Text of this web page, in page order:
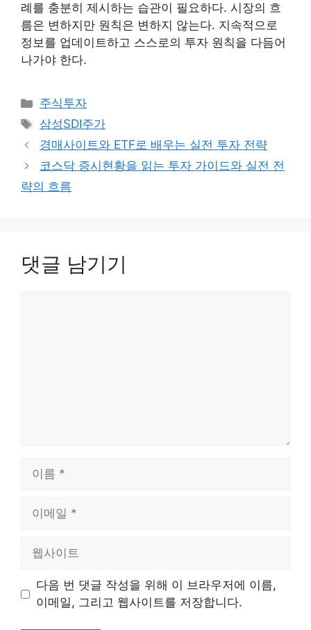
례를 충분히 제시하는 습관이 필요하다. 시장의 흐
름은 변하지만 원칙은 변하지 않는다. 지속적으로
정보를 업데이트하고 스스로의 투자 원칙을 다듬어
나가야 한다.
카
테
리
주식투자
태
그
삼성SDI주가
경매사이트와 ETF로 배우는 실전 투자 전략
코스닥 증시현황을 읽는 투자 가이드와 실전 전
략의 흐름
댓글 남기기
트
다음 번 댓글 작성을 위해 이 브라우저에 이름,
이메일, 그리고 웹사이트를 저장합니다.